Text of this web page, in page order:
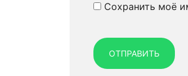
Сохранить моё